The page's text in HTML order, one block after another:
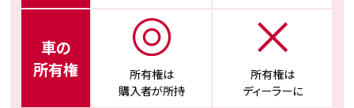
⾞の
所有権
所有権は
購⼊者が所持
所有権は
ディーラーに